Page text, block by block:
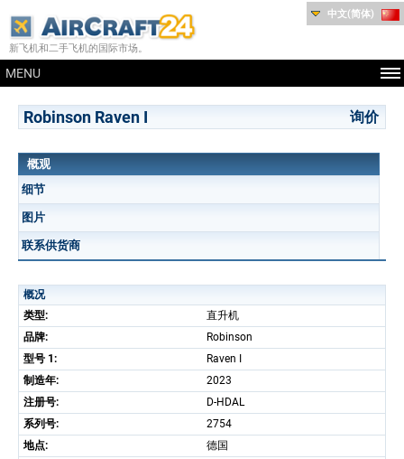
新飞机和二手飞机的国际市场。
MENU
中文(简体)
Robinson Raven I 询价
概观
细节
图片
联系供货商
概况
类型:
直升机
品牌:
Robinson
型号 1:
Raven I
制造年:
2023
注册号:
D-HDAL
系列号:
2754
地点:
德国